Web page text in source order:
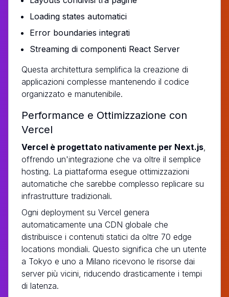
Loading states automatici
Error boundaries integrati
Streaming di componenti React Server
Questa architettura semplifica la creazione di
applicazioni complesse mantenendo il codice
organizzato e manutenibile.
Performance e Ottimizzazione con
Vercel
Vercel è progettato nativamente per Next.js
offrendo un'integrazione che va oltre il semplice
hosting. La piattaforma esegue ottimizzazioni
automatiche che sarebbe complesso replicare su
infrastrutture tradizionali.
Ogni deployment su Vercel genera
automaticamente una CDN globale che
distribuisce i contenuti statici da oltre 70 edge
locations mondiali. Questo significa che un utente
a Tokyo e uno a Milano ricevono le risorse dai
server più vicini, riducendo drasticamente i tempi
di latenza.